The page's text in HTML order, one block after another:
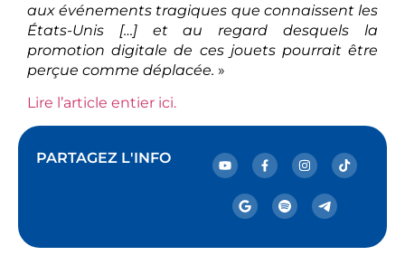
aux événements tragiques que connaissent les
États-Unis […] et au regard desquels la
promotion digitale de ces jouets pourrait être
perçue comme déplacée. »
Lire l’article entier ici.
PARTAGEZ L'INFO